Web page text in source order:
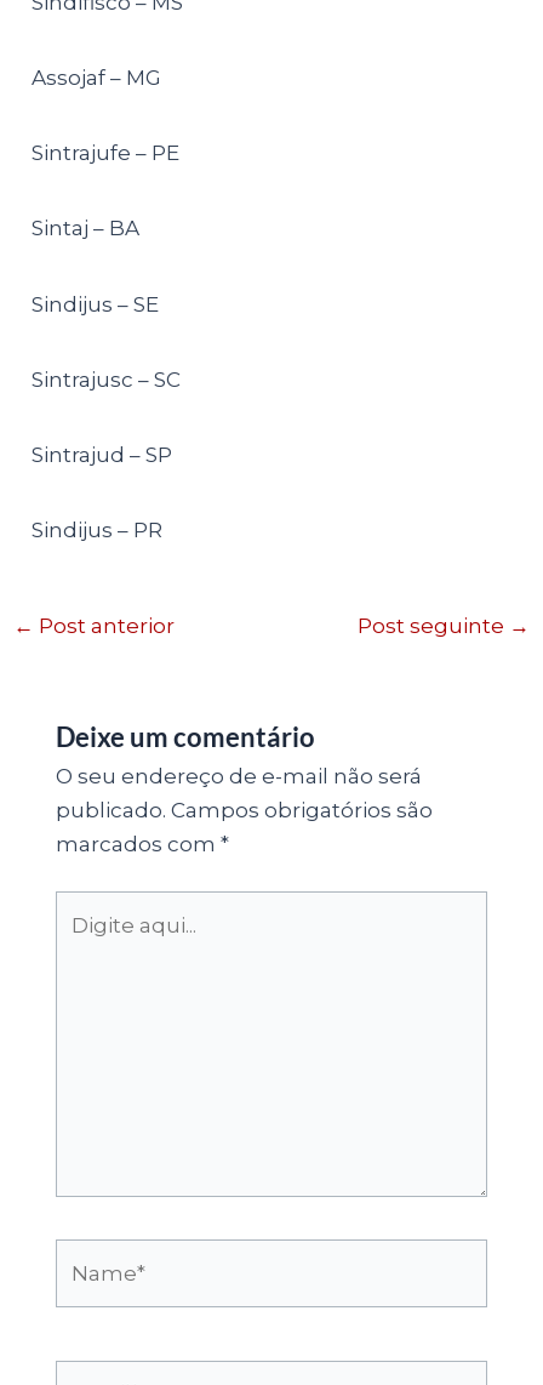
Assojaf – MG
Sintrajufe – PE
Sintaj – BA
Sindijus – SE
Sintrajusc – SC
Sintrajud – SP
Sindijus – PR
← Post anterior Post seguinte →
Deixe um comentário
O seu endereço de e-mail não será
publicado. Campos obrigatórios são
marcados com *
aqui...